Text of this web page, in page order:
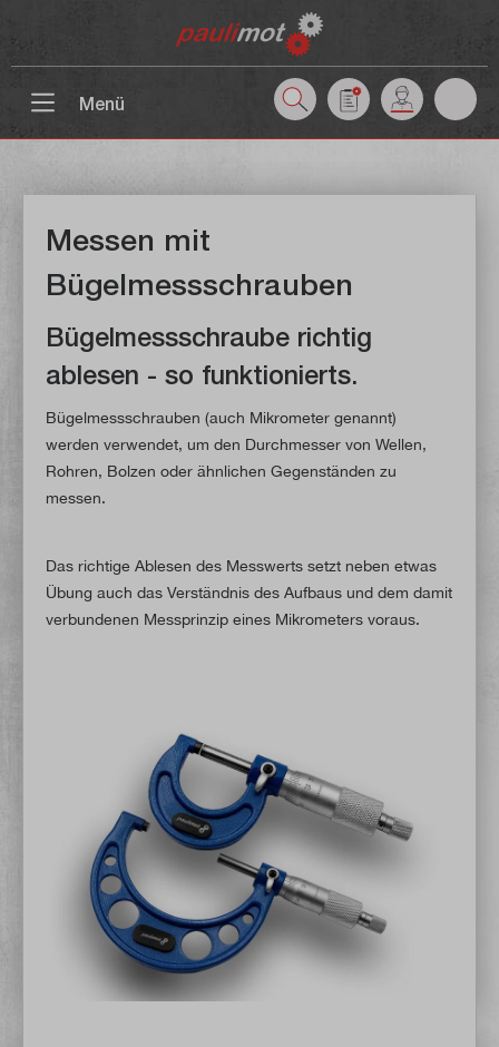
Menü
Messen mit
Bügelmessschrauben
Bügelmessschraube richtig
ablesen - so funktionierts.
Bügelmessschrauben (auch Mikrometer genannt)
werden verwendet, um den Durchmesser von Wellen,
Rohren, Bolzen oder ähnlichen Gegenständen zu
messen.
Das richtige Ablesen des Messwerts setzt neben etwas
Übung auch das Verständnis des Aufbaus und dem damit
verbundenen Messprinzip eines Mikrometers voraus.